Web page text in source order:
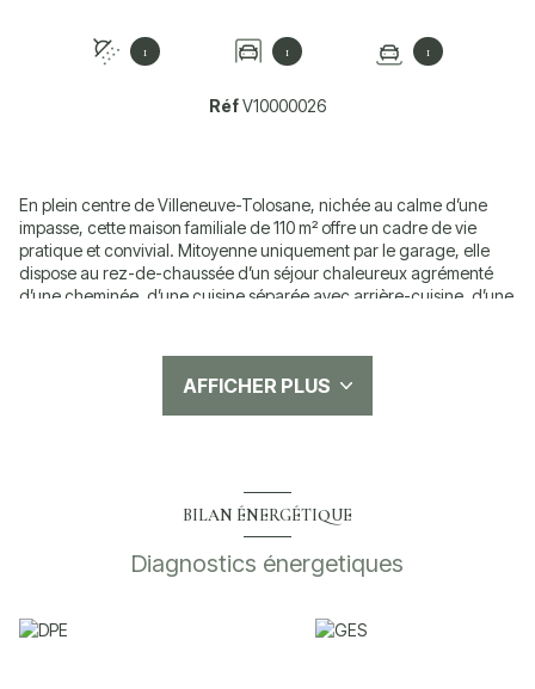
1 1 1
RéfV10000026
En plein centre de Villeneuve-Tolosane, nichée au calme d’une
impasse, cette maison familiale de 110 m² offre un cadre de vie
pratique et convivial. Mitoyenne uniquement par le garage, elle
dispose au rez-de-chaussée d’un séjour chaleureux agrémenté
d’une cheminée, d’une cuisine séparée avec arrière-cuisine, d’une
À l’étage, vous trouverez trois chambres confortables, une salle
Un emplacement recherché, une belle superficie et un extérieur
disponibles sur le site
AFFICHER PLUS
BILAN ÉNERGÉTIQUE
Diagnostics énergetiques